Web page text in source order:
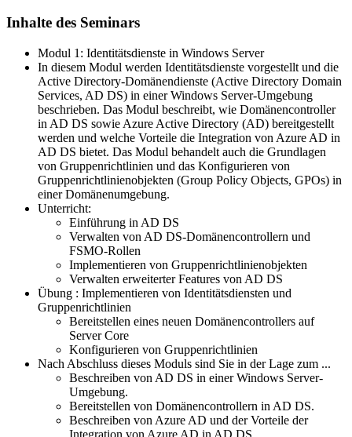
Inhalte des Seminars
Modul 1: Identitätsdienste in Windows Server
In diesem Modul werden Identitätsdienste vorgestellt und die
Active Directory-Domänendienste (Active Directory Domain
Services, AD DS) in einer Windows Server-Umgebung
beschrieben. Das Modul beschreibt, wie Domänencontroller
in AD DS sowie Azure Active Directory (AD) bereitgestellt
werden und welche Vorteile die Integration von Azure AD in
AD DS bietet. Das Modul behandelt auch die Grundlagen
von Gruppenrichtlinien und das Konfigurieren von
Gruppenrichtlinienobjekten (Group Policy Objects, GPOs) in
einer Domänenumgebung.
Unterricht:
Einführung in AD DS
Verwalten von AD DS-Domänencontrollern und
FSMO-Rollen
Implementieren von Gruppenrichtlinienobjekten
Verwalten erweiterter Features von AD DS
Übung : Implementieren von Identitätsdiensten und
Gruppenrichtlinien
Bereitstellen eines neuen Domänencontrollers auf
Server Core
Konfigurieren von Gruppenrichtlinien
Nach Abschluss dieses Moduls sind Sie in der Lage zum ...
Beschreiben von AD DS in einer Windows Server-
Umgebung.
Bereitstellen von Domänencontrollern in AD DS.
Beschreiben von Azure AD und der Vorteile der
Integration von Azure AD in AD DS.